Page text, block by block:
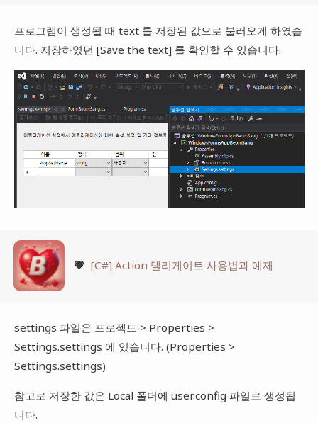
프로그램이 생성될 때 text 를 저장된 값으로 불러오게 하였습
니다. 저장하였던 [Save the text] 를 확인할 수 있습니다.
💗 [C#] Action 델리게이트 사용법과 예제
settings 파일은 프로젝트 > Properties >
Settings.settings 에 있습니다. (Properties >
Settings.settings)
참고로 저장한 값은 Local 폴더에 user.config 파일로 생성됩
니다.